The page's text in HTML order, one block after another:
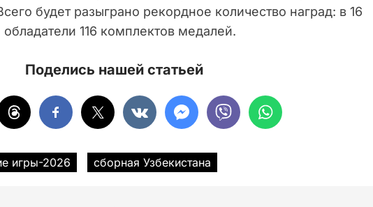
будет разыграно рекордное количество наград: в 16
116 комплектов медалей.
Поделись нашей статьей
игры-2026 сборная Узбекистана